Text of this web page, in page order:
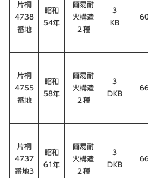
片桐
4738
番地
昭和
54年
簡易耐
火構造
２種
３
KB
片桐
4755
番地
昭和
58年
簡易耐
火構造
２種
３
DKB
片桐
4737
番地3
昭和
61年
簡易耐
火構造
２種
３
DKB